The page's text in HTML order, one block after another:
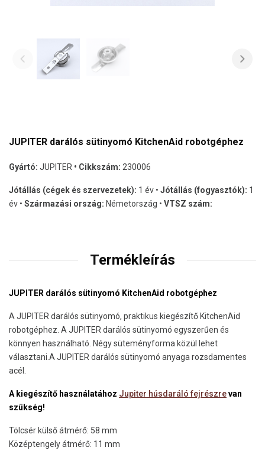
JUPITER darálós sütinyomó KitchenAid robotgéphez
Gyártó: JUPITER • Cikkszám: 230006
Jótállás (cégek és szervezetek): 1 év • Jótállás (fogyasztók): 1
év • Származási ország: Németország • VTSZ szám:
Termékleírás
JUPITER darálós sütinyomó KitchenAid robotgéphez
A JUPITER darálós sütinyomó, praktikus kiegészítő KitchenAid
robotgéphez. A JUPITER darálós sütinyomó egyszerűen és
könnyen használható. Négy süteményforma közül lehet
választani.A JUPITER darálós sütinyomó anyaga rozsdamentes
acél.
A kiegészítő használatához Jupiter húsdaráló fejrészrevan
szükség!
Tölcsér külső átmérő: 58 mm
Középtengely átmérő: 11 mm